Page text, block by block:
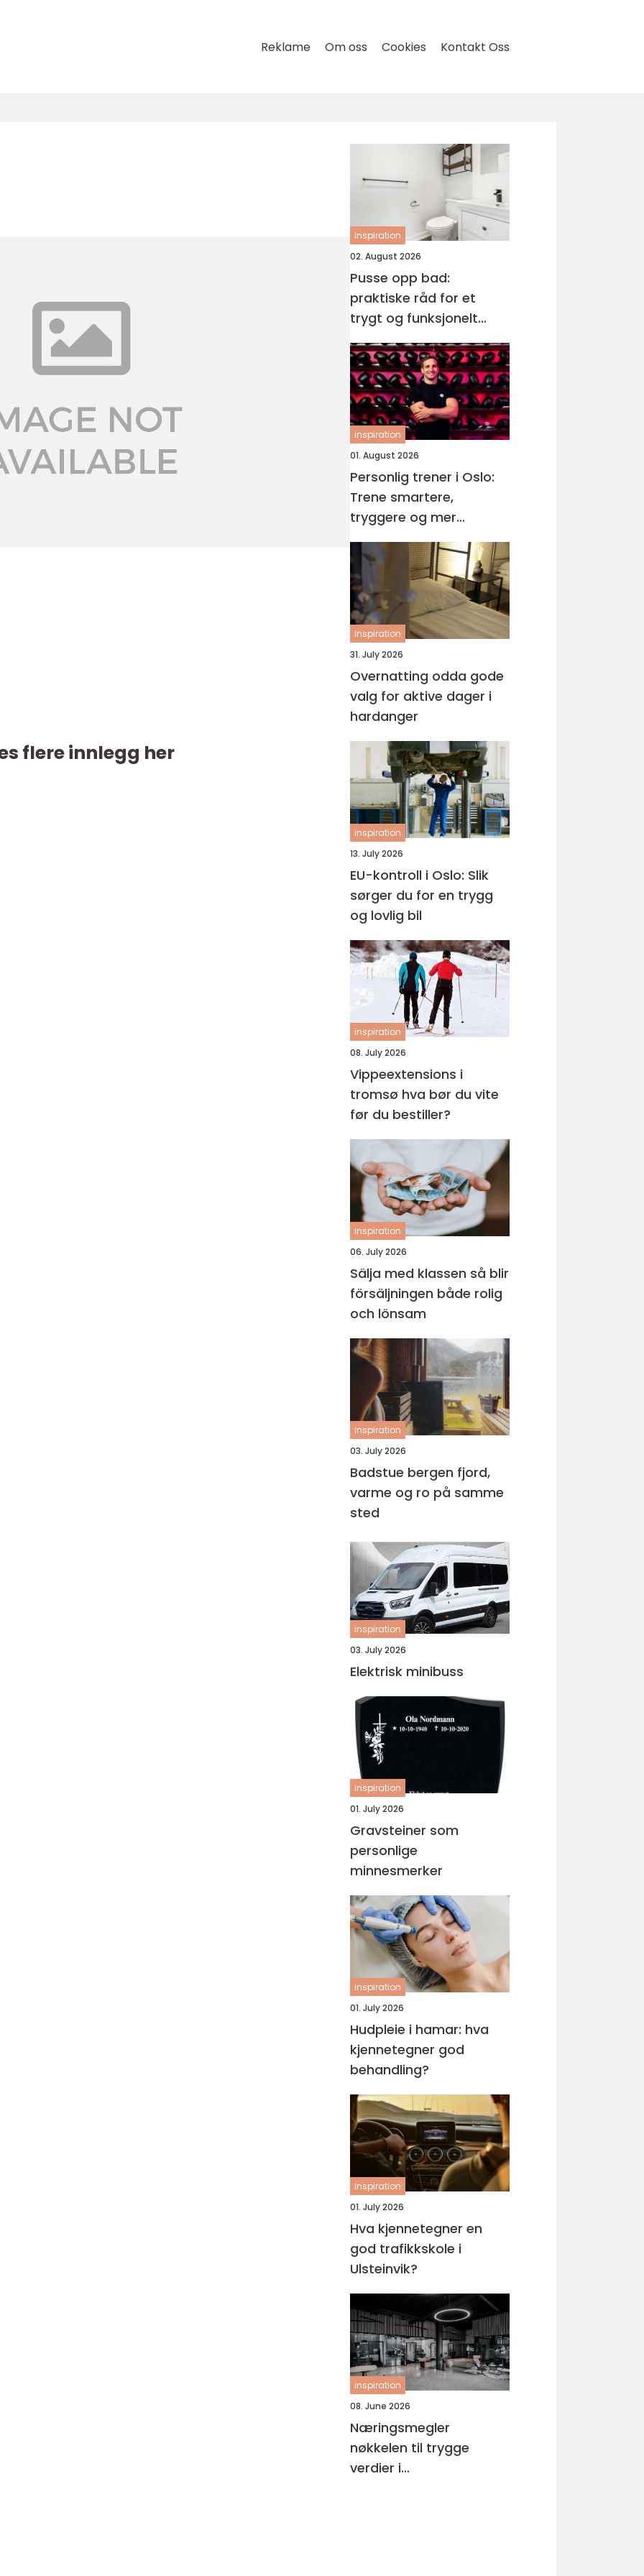
Reklame Om oss Cookies Kontakt Oss
flere innlegg her
inspiration
02. August 2026
Pusse opp bad:
praktiske råd for et
trygt og funksjonelt
våtrom
inspiration
01. August 2026
Personlig trener i Oslo:
Trene smartere,
tryggere og mer
målrettet
inspiration
31. July 2026
Overnatting odda gode
valg for aktive dager i
hardanger
inspiration
13. July 2026
EU-kontroll i Oslo: Slik
sørger du for en trygg
og lovlig bil
inspiration
08. July 2026
Vippeextensions i
tromsø hva bør du vite
før du bestiller?
inspiration
06. July 2026
Sälja med klassen så blir
försäljningen både rolig
och lönsam
inspiration
03. July 2026
Badstue bergen fjord,
varme og ro på samme
sted
inspiration
03. July 2026
Elektrisk minibuss
inspiration
01. July 2026
Gravsteiner som
personlige
minnesmerker
inspiration
01. July 2026
Hudpleie i hamar: hva
kjennetegner god
behandling?
inspiration
01. July 2026
Hva kjennetegner en
god trafikkskole i
Ulsteinvik?
inspiration
08. June 2026
Næringsmegler
nøkkelen til trygge
verdier i